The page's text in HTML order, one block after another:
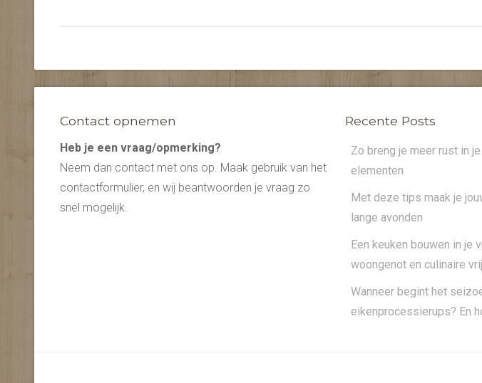
Contact opnemen
Heb je een vraag/opmerking?
Neem dan contact met ons op. Maak gebruik van het
contactformulier, en wij beantwoorden je vraag zo
snel mogelijk.
Recente Posts
Zo breng je meer rust in
elementen
Met deze tips maak je
lange avonden
Een keuken bouwen in je
woongenot en culinaire
Wanneer begint het
eikenprocessierups? En